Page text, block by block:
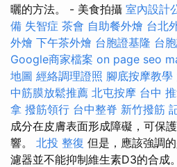
曬的方法。 - 美食拍攝 室內設計
備 失智症 茶會 自助餐外燴 台北
外燴 下午茶外燴 台胞證基隆 台
Google商家檔案 on page seo
地圖 經絡調理證照 腳底按摩教學
中筋膜放鬆推薦 北屯按摩 台中
拿 撥筋領行 台中整脊 新竹撥筋
成分在皮膚表面形成障礙，可保
響。 北投 整復 但是，應該強調
濾器並不能抑制維生素D3的合成。